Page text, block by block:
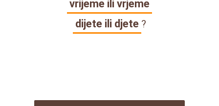
vrijeme ili vrjeme
dijete ili djete ?